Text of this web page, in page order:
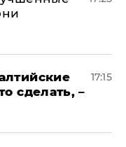
сделать, –
17:15